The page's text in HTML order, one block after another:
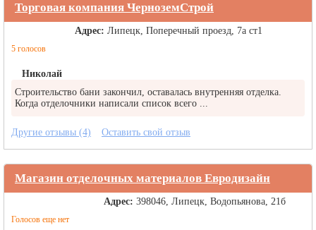
Торговая компания ЧерноземСтрой
5 голосов
Адрес: Липецк, Поперечный проезд, 7а ст1
Николай
Строительство бани закончил, оставалась внутренняя отделка.
Когда отделочники написали список всего ...
Другие отзывы (4) Оставить свой отзыв
Магазин отделочных материалов Евродизайн
Голосов еще нет
Адрес: 398046, Липецк, Водопьянова, 21б